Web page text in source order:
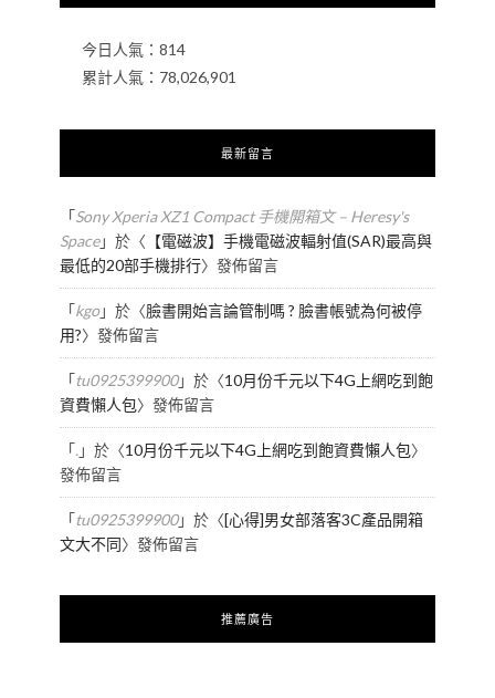
今日人氣： 814
累計人氣： 78,026,901
最新留言
「Sony Xperia XZ1 Compact 手機開箱文 – Heresy's
Space」於〈 【電磁波】手機電磁波輻射值(SAR)最高與
最低的20部手機排行〉發佈留言
「kgo」於〈臉書開始言論管制嗎 ? 臉書帳號為何被停
用?〉發佈留言
「tu0925399900」於〈10月份千元以下4G上網吃到飽
資費懶人包〉發佈留言
「.」於〈10月份千元以下4G上網吃到飽資費懶人包〉
發佈留言
「tu0925399900」於〈[心得]男女部落客3C產品開箱
文大不同〉發佈留言
推薦廣告